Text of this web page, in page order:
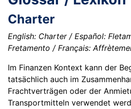
Charter
English: Charter / Español:
Fretamento / Français:
Im Finanzen Kontext kann der
tatsächlich auch im
Frachtverträgen oder der
Transportmitteln verwendet